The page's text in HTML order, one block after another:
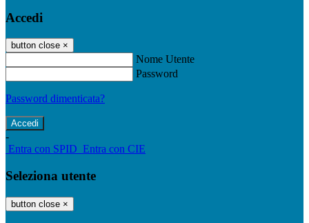
Accedi
button close ×
Nome Utente
Password
Password dimenticata?
-
Entra con SPID Entra con CIE
Seleziona utente
button close ×